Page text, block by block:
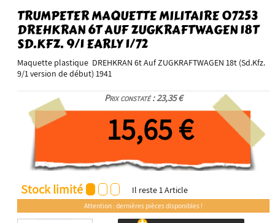
TRUMPETER MAQUETTE MILITAIRE 07253
DREHKRAN 6T AUF ZUGKRAFTWAGEN 18T
SD.KFZ. 9/1 EARLY 1/72
Maquette plastique DREHKRAN 6t Auf ZUGKRAFTWAGEN 18t (Sd.Kfz.
9/1 version de début) 1941
Prix constaté : 23,35 €
15,65 €
Stock limité Il reste1Article
Attention : dernières pièces disponibles !